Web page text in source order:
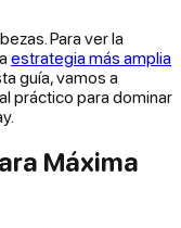
Para ver la
estrategia más amplia
guía, vamos a
práctico para dominar
Máxima